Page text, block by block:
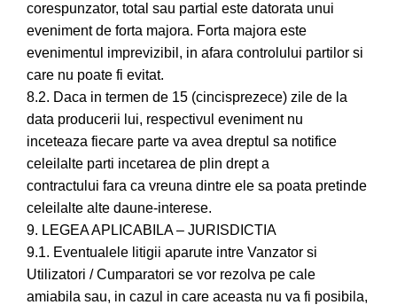
corespunzator, total sau partial este datorata unui
eveniment de forta majora. Forta majora este
evenimentul imprevizibil, in afara controlului partilor si
care nu poate fi evitat.
8.2. Daca in termen de 15 (cincisprezece) zile de la
data producerii lui, respectivul eveniment nu
inceteaza fiecare parte va avea dreptul sa notifice
celeilalte parti incetarea de plin drept a
contractului fara ca vreuna dintre ele sa poata pretinde
celeilalte alte daune-interese.
9. LEGEA APLICABILA – JURISDICTIA
9.1. Eventualele litigii aparute intre Vanzator si
Utilizatori / Cumparatori se vor rezolva pe cale
amiabila sau, in cazul in care aceasta nu va fi posibila,